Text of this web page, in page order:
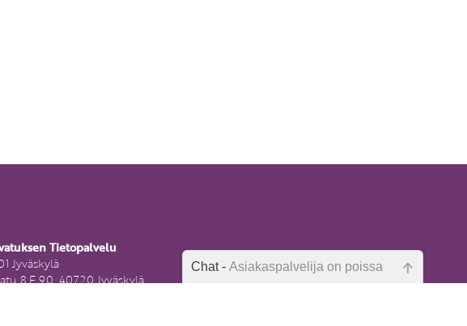
Tietopalvelu
Jyväskylä
8 E 90, 40720 Jyväskylä
Chat -Asiakaspalvelija on poissa